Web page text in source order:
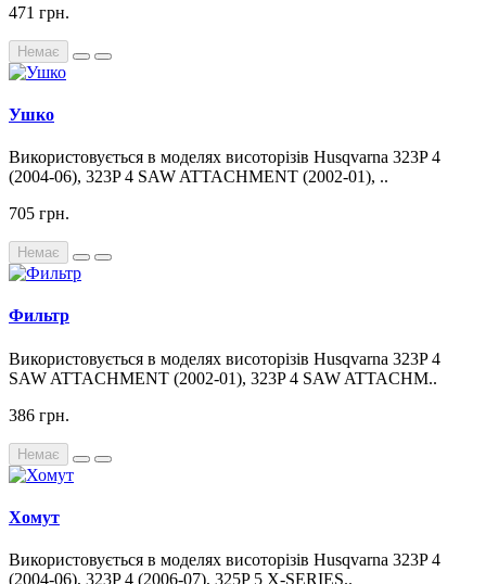
471 грн.
Немає
Ушко
Використовується в моделях висоторізів Husqvarna 323P 4
(2004-06), 323P 4 SAW ATTACHMENT (2002-01), ..
705 грн.
Немає
Фильтр
Використовується в моделях висоторізів Husqvarna 323P 4
SAW ATTACHMENT (2002-01), 323P 4 SAW ATTACHM..
386 грн.
Немає
Хомут
Використовується в моделях висоторізів Husqvarna 323P 4
(2004-06), 323P 4 (2006-07), 325P 5 X-SERIES..